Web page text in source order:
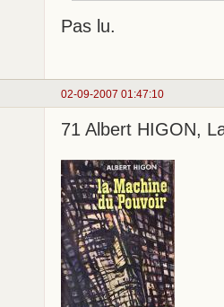
Pas lu.
02-09-2007 01:47:10
71 Albert HIGON,